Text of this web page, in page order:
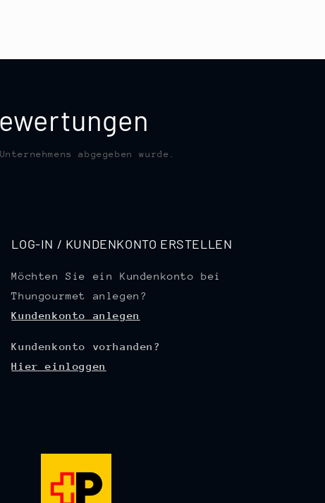
abgegeben wurde.
LOG-IN / KUNDENKONTO ERSTELLEN
Möchten Sie ein Kundenkonto bei
Thungourmet anlegen?
Kundenkonto anlegen
Kundenkonto vorhanden?
Hier einloggen